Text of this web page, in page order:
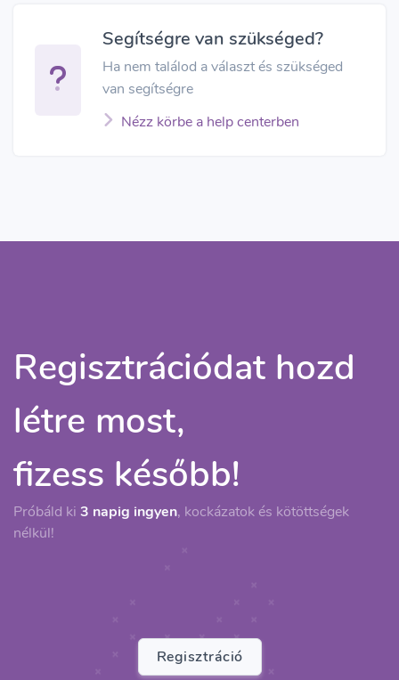
Segítségre van szükséged?
Ha nem találod a választ és szükséged
van segítségre
Nézz körbe a help centerben
Regisztrációdat hozd
létre most,
fizess később!
Próbáld ki 3 napig ingyen, kockázatok és kötöttségek
nélkül!
Regisztráció